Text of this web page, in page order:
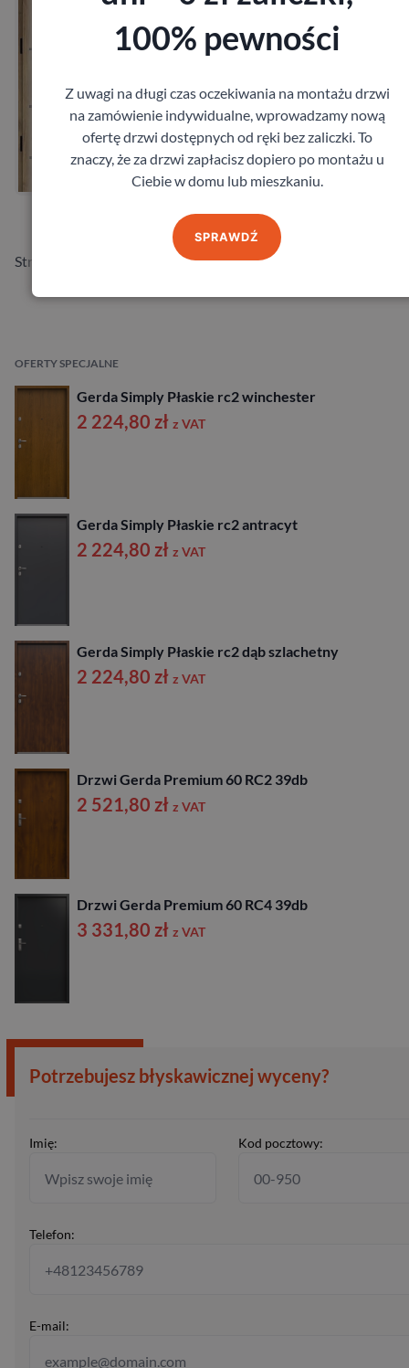
Zobacz
Zamów pomiar
Strona
OFERTY SPECJALNE
Gerda Simply Płaskie rc2 winchester
2 224,80 zł z VAT
Gerda Simply Płaskie rc2 antracyt
2 224,80 zł z VAT
Gerda Simply Płaskie rc2 dąb szlachetny
2 224,80 zł z VAT
Drzwi Gerda Premium 60 RC2 39db
2 521,80 zł z VAT
Drzwi Gerda Premium 60 RC4 39db
3 331,80 zł z VAT
Potrzebujesz błyskawicznej wyceny?
Imię: Kod pocztowy:
Telefon:
E-mail:
100% pewności
Z uwagi na długi czas oczekiwania na montażu drzwi
na zamówienie indywidualne, wprowadzamy nową
ofertę drzwi dostępnych od ręki bez zaliczki. To
znaczy, że za drzwi zapłacisz dopiero po montażu u
Ciebie w domu lub mieszkaniu.
SPRAWDŹ